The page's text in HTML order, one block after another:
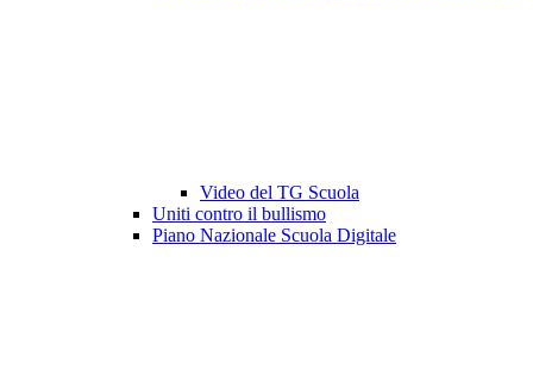
Video del TG Scuola
Uniti contro il bullismo
Piano Nazionale Scuola Digitale